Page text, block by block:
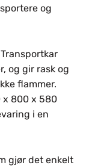
og
og gir rask og
flammer.
x 800 x 580
i en
gjør det enkelt